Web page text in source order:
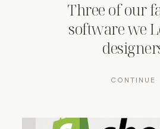
Three of our
software we
CONTINUE